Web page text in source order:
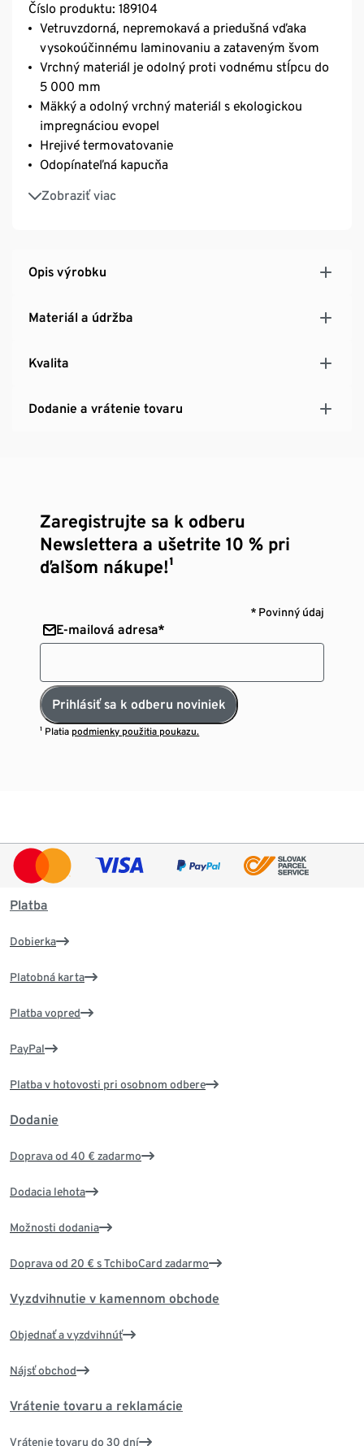
Číslo produktu: 189104
Vetruvzdorná, nepremokavá a priedušná vďaka
vysokoúčinnému laminovaniu a zataveným švom
Vrchný materiál je odolný proti vodnému stĺpcu do
5 000 mm
Mäkký a odolný vrchný materiál s ekologickou
impregnáciou evopel
Hrejivé termovatovanie
Odopínateľná kapucňa
Zobraziť viac
Kapucňa, golier a zadný diel s hrejivou podšívkou z
Suchý zips na pripevnenie kapucne
gombíkmi na úpravu šírky
Konce rukávov so suchým zipsom na úpravu šírky
Opis výrobku
Materiál a údržba
Kvalita
Dodanie a vrátenie tovaru
Zaregistrujte sa k odberu
Newslettera a ušetrite 10 % pri
ďalšom nákupe!¹
* Povinný údaj
E-mailová adresa*
Prihlásiť sa k odberu noviniek
¹ Platia podmienky použitia poukazu.
Platba
Dobierka
Platobná karta
Platba vopred
PayPal
Platba v hotovosti pri osobnom odbere
Dodanie
Doprava od 40 € zadarmo
Dodacia lehota
Možnosti dodania
Doprava od 20 € s TchiboCard zadarmo
Vyzdvihnutie v kamennom obchode
Objednať a vyzdvihnúť
Nájsť obchod
Vrátenie tovaru a reklamácie
Vrátenie tovaru do 30 dní